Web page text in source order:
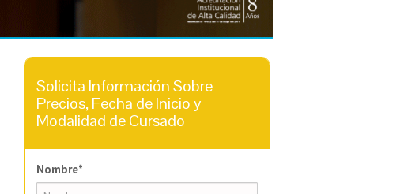
Solicita Información Sobre
Precios, Fecha de Inicio y
Modalidad de Cursado
Nombre*